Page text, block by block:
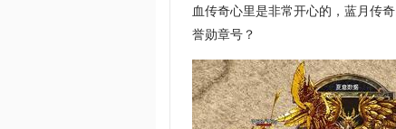
血传奇心里是非常开心的，蓝月传
誉勋章号？